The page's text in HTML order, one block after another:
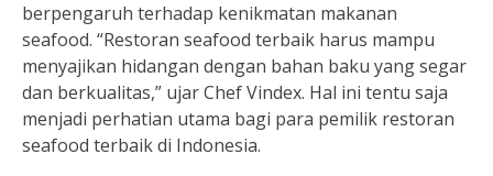
berpengaruh terhadap kenikmatan makanan
seafood. “Restoran seafood terbaik harus mampu
menyajikan hidangan dengan bahan baku yang segar
dan berkualitas,” ujar Chef Vindex. Hal ini tentu saja
menjadi perhatian utama bagi para pemilik restoran
seafood terbaik di Indonesia.